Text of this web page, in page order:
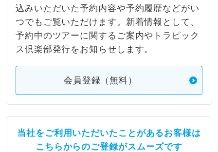
込みいただいた予約内容や予約履歴などがい
つでもご覧いただけます。新着情報として、
予約中のツアーに関するご案内やトラピック
ス倶楽部発行をお知らせします。
会員登録（無料）
当社をご利用いただいたことがあるお客様は
こちらからのご登録がスムーズです